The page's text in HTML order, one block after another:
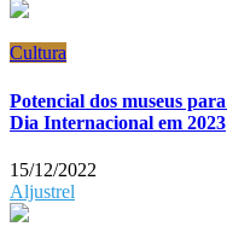
Cultura
Potencial dos museus
Dia Internacional em 2023
15/12/2022
Aljustrel